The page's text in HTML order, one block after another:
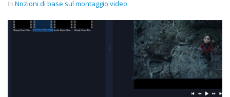
In Nozioni di base sul montaggio video